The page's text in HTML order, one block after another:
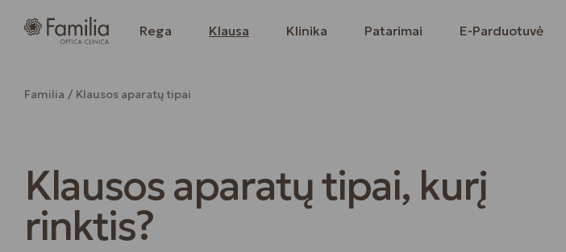
Rega Klausa Klinika Patarimai E-Parduotuvė
Familia Klausos aparatų tipai
Klausos aparatų tipai, kurį
rinktis?